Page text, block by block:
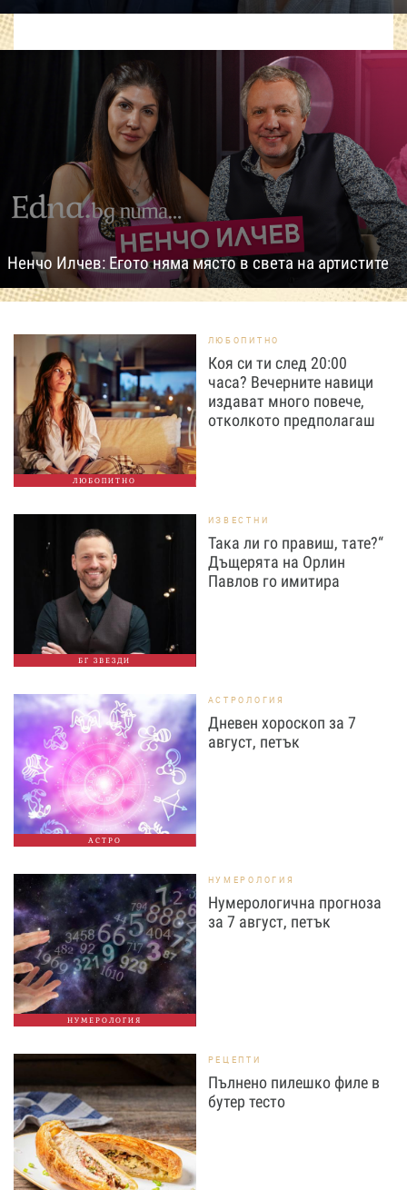
Ненчо Илчев: Егото няма място в света на артистите
ЛЮБОПИТНО
ЛЮБОПИТНО
Коя си ти след 20:00
часа? Вечерните навици
издават много повече,
отколкото предполагаш
БГ ЗВЕЗДИ
ИЗВЕСТНИ
Така ли го правиш, тате?“
Дъщерята на Орлин
Павлов го имитира
АСТРО
АСТРОЛОГИЯ
Дневен хороскоп за 7
август, петък
НУМЕРОЛОГИЯ
НУМЕРОЛОГИЯ
Нумерологична прогноза
за 7 август, петък
РЕЦЕПТИ
Пълнено пилешко филе в
бутер тесто